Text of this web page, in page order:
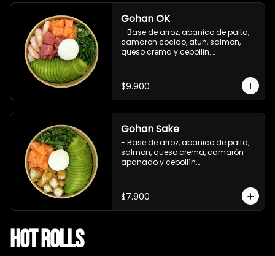
Gohan OK
- Base de arroz, abanico de palta,
camaron cocido, atun, salmon,
queso crema y cebollin.
$9.900
Gohan Sake
- Base de arroz, abanico de palta,
salmon, queso crema, camarón
apanado y cebollín.
$7.900
Hot Rolls